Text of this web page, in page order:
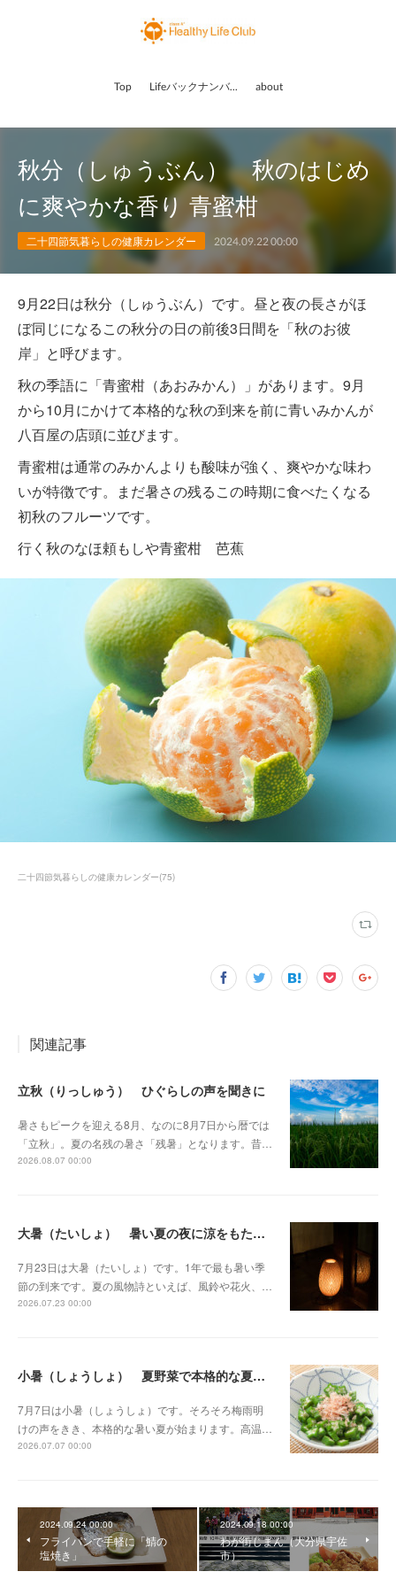
Top Lifeバックナンバー about
秋分（しゅうぶん） 秋のはじめ
に爽やかな香り 青蜜柑
二十四節気暮らしの健康カレンダー 2024.09.22 00:00
9月22日は秋分（しゅうぶん）です。昼と夜の長さがほ
ぼ同じになるこの秋分の日の前後3日間を「秋のお彼
岸」と呼びます。
秋の季語に「青蜜柑（あおみかん）」があります。9月
から10月にかけて本格的な秋の到来を前に青いみかんが
八百屋の店頭に並びます。
青蜜柑は通常のみかんよりも酸味が強く、爽やかな味わ
いが特徴です。まだ暑さの残るこの時期に食べたくなる
初秋のフルーツです。
行く秋のなほ頼もしや青蜜柑 芭蕉
二十四節気暮らしの健康カレンダー(75)
関連記事
立秋（りっしゅう） ひぐらしの声を聞きに
暑さもピークを迎える8月、なのに8月7日から暦では
「立秋」。夏の名残の暑さ「残暑」となります。昔…
2026.08.07 00:00
大暑（たいしょ） 暑い夏の夜に涼をもたらす灯り
7月23日は大暑（たいしょ）です。1年で最も暑い季
節の到来です。夏の風物詩といえば、風鈴や花火、…
2026.07.23 00:00
小暑（しょうしょ） 夏野菜で本格的な夏のはじまりに備える
7月7日は小暑（しょうしょ）です。そろそろ梅雨明
けの声をきき、本格的な暑い夏が始まります。高温…
2026.07.07 00:00
2024.09.24 00:00
フライパンで手軽に「鯖の
塩焼き」
2024.09.18 00:00
わが街じまん（大分県宇佐
市）